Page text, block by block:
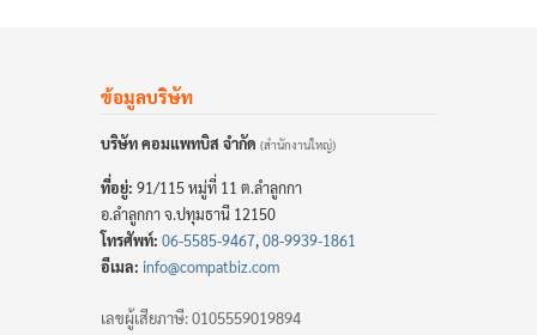
ข้อมูลบริษัท
บริษัท คอมแพทบิส จำกัด (สำนักงานใหญ่)
ที่อยู่: 91/115 หมู่ที่ 11 ต.ลำลูกกา
อ.ลำลูกกา จ.ปทุมธานี 12150
โทรศัพท์: 06-5585-9467,08-9939-1861
อีเมล: info@compatbiz.com
เลขผู้เสียภาษี: 0105559019894